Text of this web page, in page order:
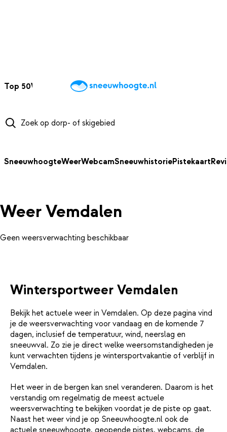
Top 50Webcams WintersportweerKaarten
SneeuwhoogteWeerWebcamSneeuwhistoriePistekaart
Weer Vemdalen
Geen weersverwachting beschikbaar
Wintersportweer Vemdalen
Bekijk het actuele weer in Vemdalen. Op deze pagina vind
je de weersverwachting voor vandaag en de komende 7
dagen, inclusief de temperatuur, wind, neerslag en
sneeuwval. Zo zie je direct welke weersomstandigheden je
kunt verwachten tijdens je wintersportvakantie of verblijf in
Vemdalen.
Het weer in de bergen kan snel veranderen. Daarom is het
verstandig om regelmatig de meest actuele
weersverwachting te bekijken voordat je de piste op gaat.
Naast het weer vind je op Sneeuwhoogte.nl ook de